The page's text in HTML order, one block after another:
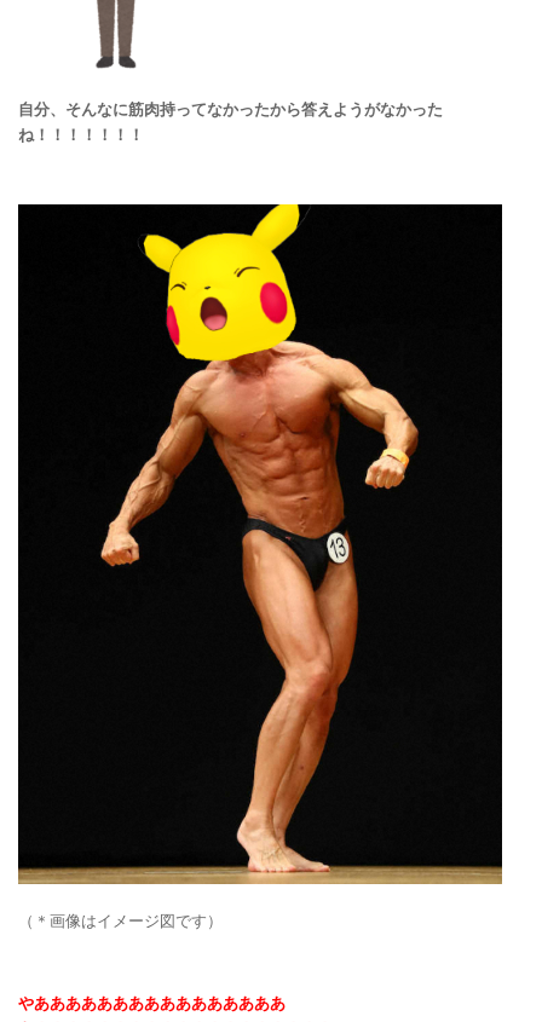
自分、そんなに筋肉持ってなかったから答えようがなかった
ね！！！！！！！
（＊画像はイメージ図です）
やああああああああああああああああ